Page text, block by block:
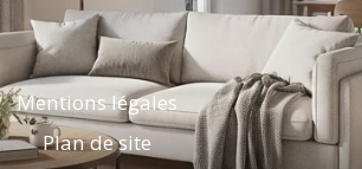
Mentions légales
Plan de site